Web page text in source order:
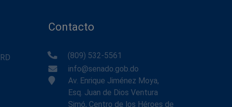
Contacto
(809) 532-5561
info@senado.gob.do
Av. Enrique Jiménez Moya,
Esq. Juan de Dios Ventura
Simó, Centro de los Héroes de